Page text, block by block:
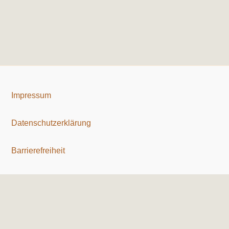
Impressum
Datenschutzerklärung
Barrierefreiheit